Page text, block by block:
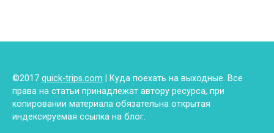
©2017 quick-trips.com | Куда поехать на выходные. Все
права на статьи принадлежат автору ресурса, при
копировании материала обязательна открытая
индексируемая ссылка на блог.